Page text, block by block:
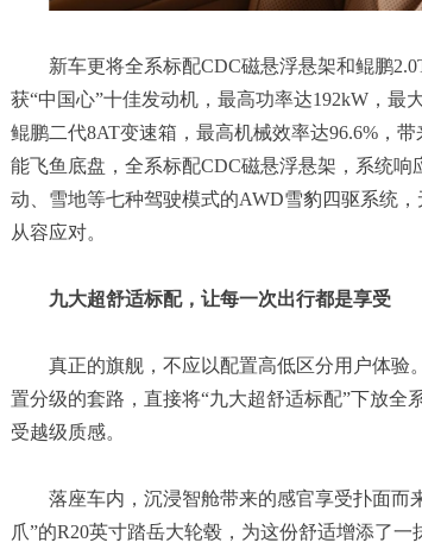
新车更将全系标配CDC磁悬浮悬架和鲲鹏
获“中国心”十佳发动机，最高功率达192kW，最
鲲鹏二代8AT变速箱，最高机械效率达96.6%，
能飞鱼底盘，全系标配CDC磁悬浮悬架，系统响
动、雪地等七种驾驶模式的AWD雪豹四驱系统
从容应对。
九大超舒适标配，让每一次出行都是享受
真正的旗舰，不应以配置高低区分用户体验
置分级的套路，直接将“九大超舒适标配”下放全
受越级质感。
落座车内，沉浸智舱带来的感官享受扑面而
爪”的R20英寸踏岳大轮毂，为这份舒适增添了一